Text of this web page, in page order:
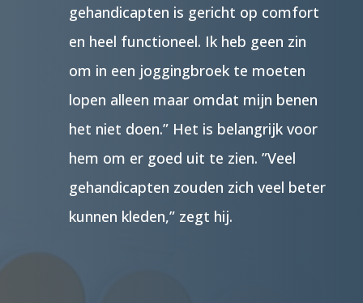
gehandicapten is gericht op comfort
en heel functioneel. Ik heb geen zin
om in een joggingbroek te moeten
lopen alleen maar omdat mijn benen
het niet doen.” Het is belangrijk voor
hem om er goed uit te zien. ”Veel
gehandicapten zouden zich veel beter
kunnen kleden,” zegt hij.